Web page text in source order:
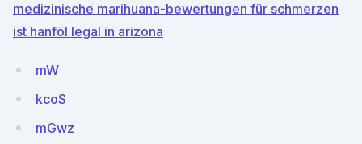
medizinische marihuana-bewertungen für schmerzen
ist hanföl legal in arizona
mW
kcoS
mGwz